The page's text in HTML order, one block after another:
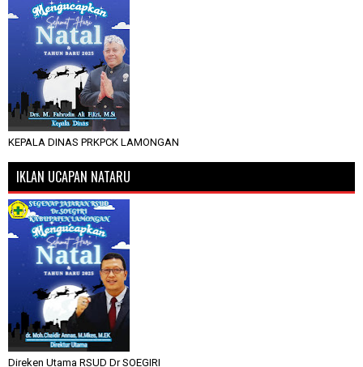
KEPALA DINAS PRKPCK LAMONGAN
IKLAN UCAPAN NATARU
Direken Utama RSUD Dr SOEGIRI